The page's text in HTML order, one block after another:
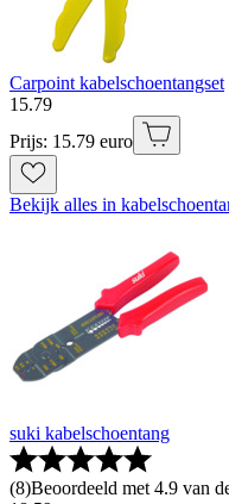
Carpoint kabelschoentangset
15.79
Prijs: 15.79 euro
Bekijk alles in
suki kabelschoentang
(8)Beoordeeld met 4.9 van